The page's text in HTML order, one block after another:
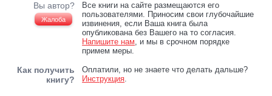
Вы автор?
Жалоба
Все книги на сайте размещаются его
пользователями. Приносим свои глубочайшие
извинения, если Ваша книга была
опубликована без Вашего на то согласия.
Напишите нам, и мы в срочном порядке
примем меры.
Как получить
книгу?
Оплатили, но не знаете что делать дальше?
Инструкция.